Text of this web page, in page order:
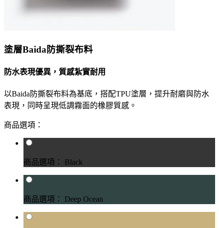
塗層Baida防撕裂布料
防水表現優異，質感紮實耐用
以Baida防撕裂布料為基底，搭配TPU塗層，提升耐磨與防水
表現，同時呈現低調霧面的橡膠質感。
商品選項：
商品選項： Black
商品選項： Deep Ocean